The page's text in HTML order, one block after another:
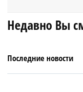
Недавно Вы
Последние новости